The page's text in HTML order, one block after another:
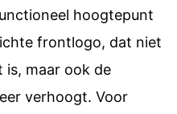
hoogtepunt
frontlogo, dat niet
is, maar ook de
verhoogt. Voor